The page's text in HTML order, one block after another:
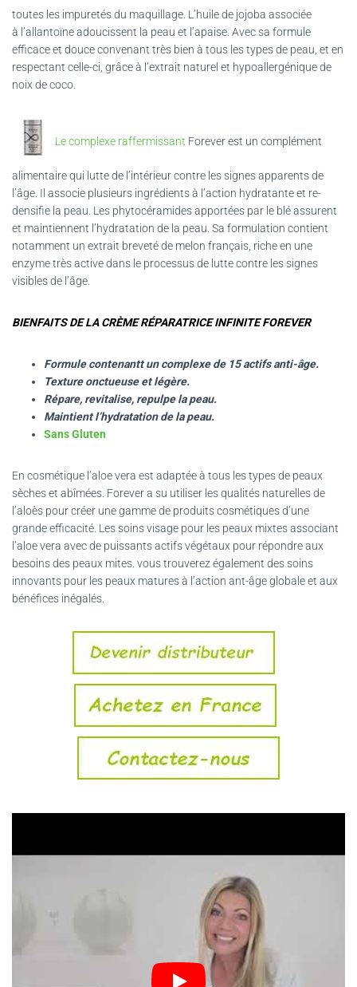
toutes les impuretés du maquillage. L’huile de jojoba associée
à l’allantoïne adoucissent la peau et l’apaise. Avec sa formule
efficace et douce convenant très bien à tous les types de peau, et en
respectant celle-ci, grâce à l’extrait naturel et hypoallergénique de
noix de coco.
Le complexe raffermissant Foreverest un complément
alimentaire qui lutte de l’intérieur contre les signes apparents de
l’âge. Il associe plusieurs ingrédients à l’action hydratante et re-
densifie la peau. Les phytocéramides apportées par le blé assurent
et maintiennent l’hydratation de la peau. Sa formulation contient
notamment un extrait breveté de melon français, riche en une
enzyme très active dans le processus de lutte contre les signes
visibles de l’âge.
BIENFAITS DE LA CRÈME RÉPARATRICE INFINITE FOREVER
Formule contenantt un complexe de 15 actifs anti-âge.
Texture onctueuse et légère.
Répare, revitalise, repulpe la peau.
Maintient l’hydratation de la peau.
Sans Gluten
En cosmétique l’aloe vera est adaptée à tous les types de peaux
sèches et abîmées. Forever a su utiliser les qualités naturelles de
l’aloès pour créer une gamme de produits cosmétiques d’une
grande efficacité. Les soins visage pour les peaux mixtes associant
l’aloe vera avec de puissants actifs végétaux pour répondre aux
besoins des peaux mites. vous trouverez également des soins
innovants pour les peaux matures à l’action ant-âge globale et aux
bénéfices inégalés.